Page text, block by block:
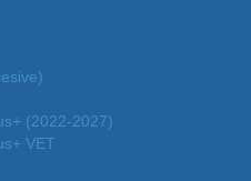
(2022-2027)
VET